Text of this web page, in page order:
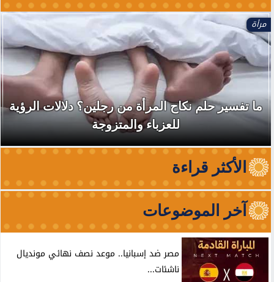
مرأة
ما تفسير حلم نكاح المرأة من رجلين؟ دلالات الرؤية
للعزباء والمتزوجة
الأكثر قراءة
آخر الموضوعات
مصر ضد إسبانيا.. موعد نصف نهائي مونديال
ناشئات...